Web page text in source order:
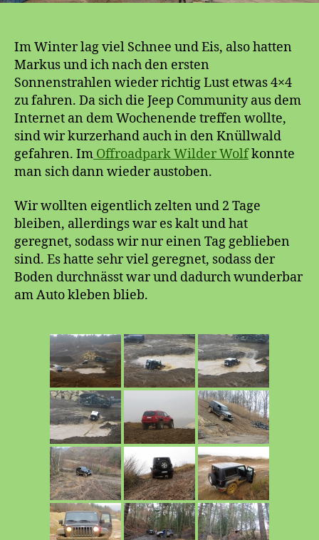
Im Winter lag viel Schnee und Eis, also hatten
Markus und ich nach den ersten
Sonnenstrahlen wieder richtig Lust etwas 4×4
zu fahren. Da sich die Jeep Community aus dem
Internet an dem Wochenende treffen wollte,
sind wir kurzerhand auch in den Knüllwald
gefahren. Im Offroadpark Wilder Wolfkonnte
man sich dann wieder austoben.
Wir wollten eigentlich zelten und 2 Tage
bleiben, allerdings war es kalt und hat
geregnet, sodass wir nur einen Tag geblieben
sind. Es hatte sehr viel geregnet, sodass der
Boden durchnässt war und dadurch wunderbar
am Auto kleben blieb.